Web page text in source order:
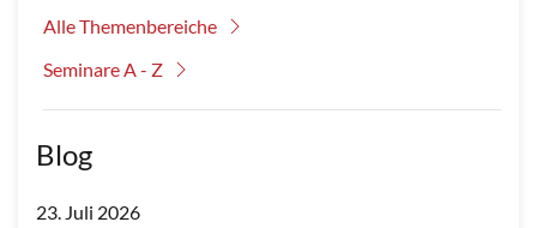
Alle Themenbereiche
Seminare A - Z
Blog
23. Juli 2026